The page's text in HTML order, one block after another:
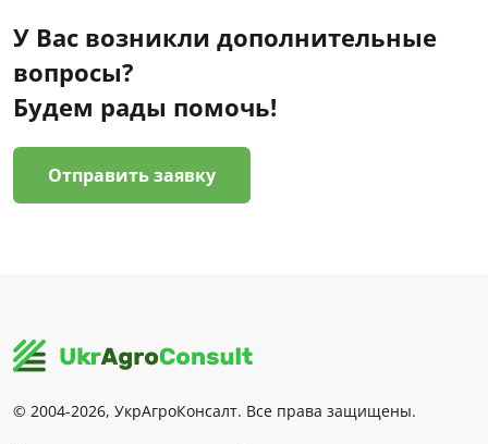
У Вас возникли дополнительные
вопросы?
Будем рады помочь!
Отправить заявку
© 2004-2026, УкрАгроКонсалт. Все права защищены.